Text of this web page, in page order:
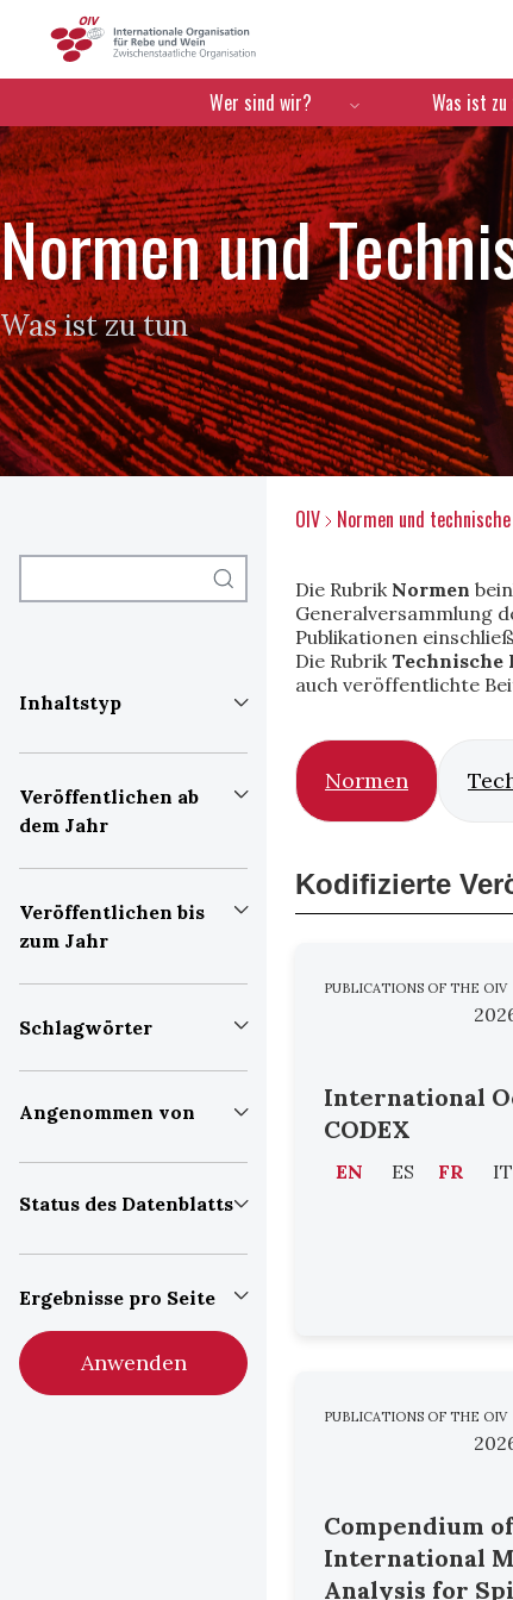
Menú de navegación
Wer sind wir? Was ist zu
Normen und
Was ist zu tun
Inhaltstyp
Veröffentlichen ab
dem Jahr
Veröffentlichen bis
zum Jahr
Schlagwörter
Angenommen von
Status des Datenblatts
Ergebnisse pro Seite
Anwenden
OIV Normen und
Die Rubrik Normen
Generalversammlung
Publikationen
Die Rubrik Technische
auch veröffentlichte
Normen
Kodifizierte
PUBLICATIONS OF THE OIV
International
CODEX
EN ES FR IT
PUBLICATIONS OF THE OIV
Compendium of
International
Analysis for